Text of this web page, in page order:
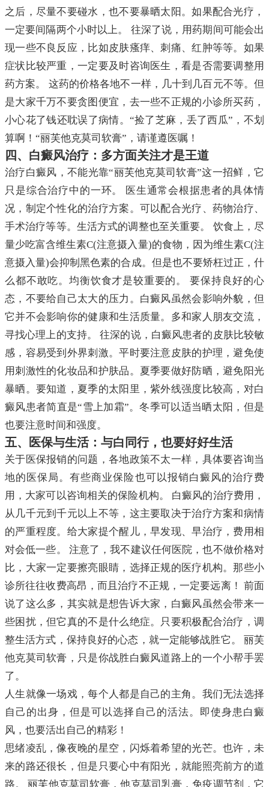
之后，尽量不要碰水，也不要暴晒太阳。如果配合光疗，
一定要间隔两个小时以上。 往深了说，用药期间可能会出
现一些不良反应，比如皮肤瘙痒、刺痛、红肿等等。如果
症状比较严重，一定要及时咨询医生，看是否需要调整用
药方案。 这药的价格各地不一样，几十到几百元不等。但
是大家千万不要贪图便宜，去一些不正规的小诊所买药，
小心花了钱还耽误了病情。“捡了芝麻，丢了西瓜”，不划
算啊！“丽芙他克莫司软膏”，请谨遵医嘱！
四、白癜风治疗：多方面关注才是王道
治疗白癜风，不能光靠“丽芙他克莫司软膏”这一招鲜，它
只是综合治疗中的一环。 医生通常会根据患者的具体情
况，制定个性化的治疗方案。可以配合光疗、药物治疗、
手术治疗等等。生活方式的调整也至关重要。 饮食上，尽
量少吃富含维生素C(注意摄入量)的食物，因为维生素C(注
意摄入量)会抑制黑色素的合成。但是也不要矫枉过正，什
么都不敢吃。均衡饮食才是较重要的。 要保持良好的心
态，不要给自己太大的压力。白癜风虽然会影响外貌，但
它并不会影响你的健康和生活质量。多和家人朋友交流，
寻找心理上的支持。 往深的说，白癜风患者的皮肤比较敏
感，容易受到外界刺激。平时要注意皮肤的护理，避免使
用刺激性的化妆品和护肤品。夏季要做好防晒，避免阳光
暴晒。要知道，夏季的太阳里，紫外线强度比较高，对白
癜风患者简直是“雪上加霜”。冬季可以适当晒太阳，但是
也要注意时间和强度。
五、医保与生活：与白同行，也要好好生活
关于医保报销的问题，各地政策不太一样，具体要咨询当
地的医保局。有些商业保险也可以报销白癜风的治疗费
用，大家可以咨询相关的保险机构。 白癜风的治疗费用，
从几千元到千元以上不等，这主要取决于治疗方案和病情
的严重程度。给大家提个醒儿，早发现、早治疗，费用相
对会低一些。 注意了，我不建议任何医院，也不做价格对
比，大家一定要擦亮眼睛，选择正规的医疗机构。那些小
诊所往往收费高昂，而且治疗不正规，一定要远离！ 前面
说了这么多，其实就是想告诉大家，白癜风虽然会带来一
些困扰，但它真的不是什么绝症。只要积极配合治疗，调
整生活方式，保持良好的心态，就一定能够战胜它。 丽芙
他克莫司软膏，只是你战胜白癜风道路上的一个小帮手罢
了。
人生就像一场戏，每个人都是自己的主角。我们无法选择
自己的出身，但是可以选择自己的活法。即使身患白癜
风，也要活出自己的精彩！
思绪凌乱，像夜晚的星空，闪烁着希望的光芒。也许，未
来的路还很长，但是只要心中有阳光，就能照亮前方的道
路。 丽芙他克莫司软膏，他克莫司乳膏，免疫调节剂，它